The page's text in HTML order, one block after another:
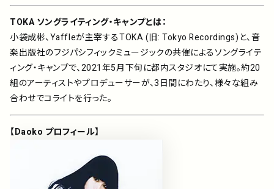
TOKA ソングライティング・キャンプとは：
小袋成彬、Yaffleが主宰するTOKA (旧: Tokyo Recordings)と、音
楽出版社のフジパシフィックミュージックの共催によるソングライテ
ィング・キャンプで、2021年5月下旬に都内スタジオにて実施。約20
組のアーティストやプロデューサーが、3日間にわたり、様々な組み
合わせでコライトを行った。
【Daoko プロフィール】